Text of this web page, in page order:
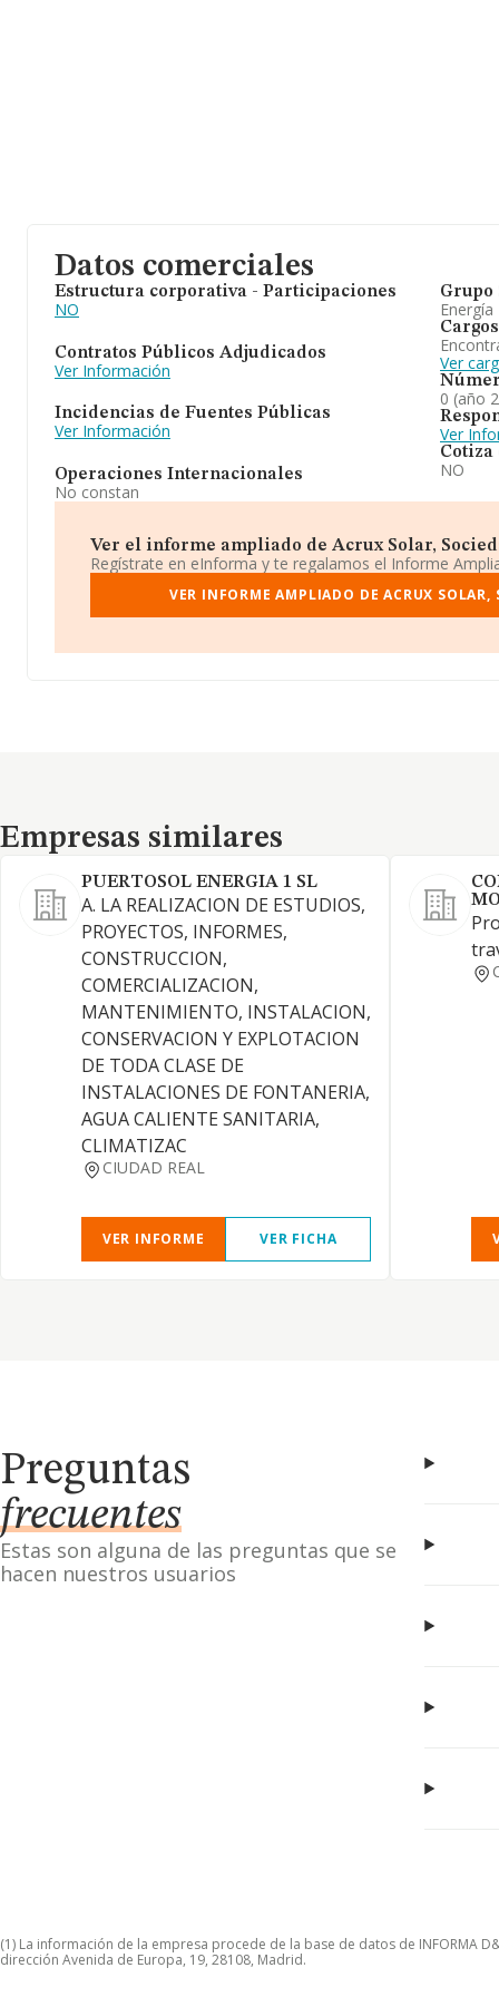
Datos comerciales
Estructura corporativa - Participaciones
NO
Contratos Públicos Adjudicados
Ver Información
Incidencias de Fuentes Públicas
Ver Información
Operaciones Internacionales
No constan
Grupo
Energía
Cargos
Ver
0 (año
Ver
Cotiza
NO
Ver el informe ampliado de Acrux Solar,
Regístrate en eInforma y te regalamos el Informe
VER INFORME AMPLIADO DE ACRUX
Empresas similares
Empresas similares
PUERTOSOL ENERGIA 1 SL
A. LA REALIZACION DE ESTUDIOS,
PROYECTOS, INFORMES,
CONSTRUCCION,
COMERCIALIZACION,
MANTENIMIENTO, INSTALACION,
CONSERVACION Y EXPLOTACION
DE TODA CLASE DE
INSTALACIONES DE FONTANERIA,
AGUA CALIENTE SANITARIA,
CLIMATIZAC
CIUDAD REAL
VER INFORME VER FICHA
Preguntas
frecuentes
Estas son alguna de las preguntas que se
hacen nuestros usuarios
(1) La información de la empresa procede de la base de datos de INFORMA
dirección Avenida de Europa, 19, 28108, Madrid.